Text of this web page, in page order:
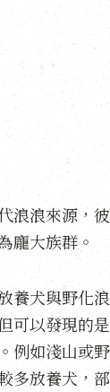
浪浪來源，
龐大族群。
養犬與野化
可以發現的
例如淺山或
多放養犬，